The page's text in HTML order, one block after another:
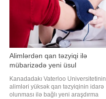
Alimlərdən qan təzyiqi ilə
mübarizədə yeni üsul
Kanadadakı Vaterloo Universitetinin
alimləri yüksək qan təzyiqinin idarə
olunması ilə bağlı yeni araşdırma